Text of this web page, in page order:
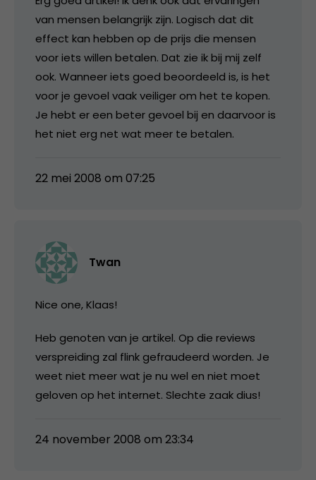
van mensen belangrijk zijn. Logisch dat dit
effect kan hebben op de prijs die mensen
voor iets willen betalen. Dat zie ik bij mij zelf
ook. Wanneer iets goed beoordeeld is, is het
voor je gevoel vaak veiliger om het te kopen.
Je hebt er een beter gevoel bij en daarvoor is
het niet erg net wat meer te betalen.
22 mei 2008 om 07:25
Twan
Nice one, Klaas!
Heb genoten van je artikel. Op die reviews
verspreiding zal flink gefraudeerd worden. Je
weet niet meer wat je nu wel en niet moet
geloven op het internet. Slechte zaak dius!
24 november 2008 om 23:34